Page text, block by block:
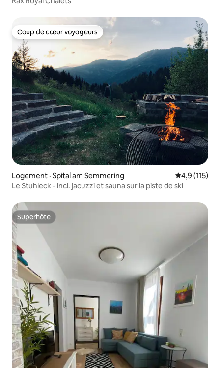
Coup de cœur voyageurs
Coup de cœur voyageurs
Logement · Spital am Semmering Note
4,9 (115)
Le Stuhleck - incl. jacuzzi et sauna sur la piste de ski
Superhôte
Superhôte